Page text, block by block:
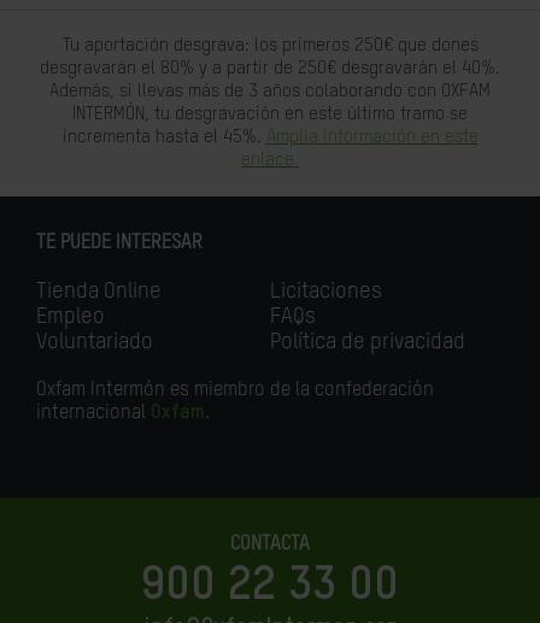
Tu aportación desgrava: los primeros 250€ que dones
desgravarán el 80% y a partir de 250€ desgravarán el 40%.
Además, si llevas más de 3 años colaborando con OXFAM
INTERMÓN, tu desgravación en este último tramo se
incrementa hasta el 45%. Amplia información en este
enlace.
TE PUEDE INTERESAR
Tienda Online
Empleo
Voluntariado
Licitaciones
FAQs
Política de privacidad
Oxfam Intermón es miembro de la confederación
internacional Oxfam.
CONTACTA
900 22 33 00